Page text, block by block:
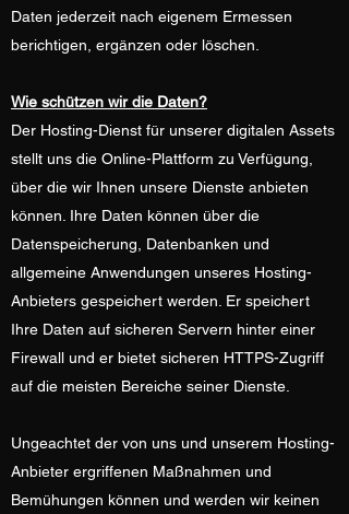
Daten jederzeit nach eigenem Ermessen
berichtigen, ergänzen oder löschen.
Wie schützen wir die Daten?
Der Hosting-Dienst für unserer digitalen Assets
stellt uns die Online-Plattform zu Verfügung,
über die wir Ihnen unsere Dienste anbieten
können. Ihre Daten können über die
Datenspeicherung, Datenbanken und
allgemeine Anwendungen unseres Hosting-
Anbieters gespeichert werden. Er speichert
Ihre Daten auf sicheren Servern hinter einer
Firewall und er bietet sicheren HTTPS-Zugriff
auf die meisten Bereiche seiner Dienste.
Ungeachtet der von uns und unserem Hosting-
Anbieter ergriffenen Maßnahmen und
Bemühungen können und werden wir keinen